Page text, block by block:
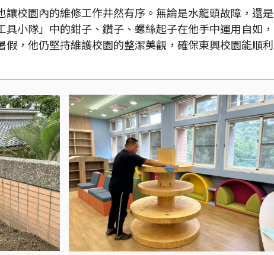
校園內的維修工作井然有序。無論是水龍頭故障，還是
小隊」中的鉗子、鑽子、螺絲起子在他手中運用自如，
假，他仍堅持維護校園的整潔美觀，確保東興校園能順利